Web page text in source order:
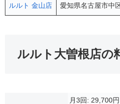
ルルト 金山店 愛知県名古屋市中
ルルト大曽根店の
月3回: 29,700